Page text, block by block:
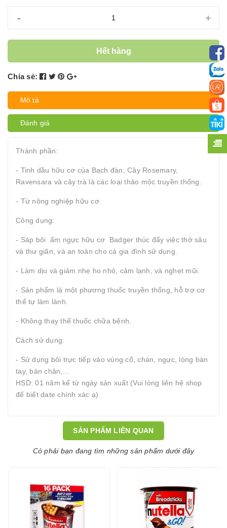
- +
Hết hàng
Chia sẻ:
Mô tả
Đánh giá
Thành phần:
- Tinh dầu hữu cơ của Bạch đàn, Cây Rosemary,
Ravensara và cây trà là các loại thảo mộc truyền thống.
- Từ nông nghiệp hữu cơ.
Công dụng:
- Sáp bôi ấm ngực hữu cơ Badger thúc đẩy việc thở sâu
và thư giãn, và an toàn cho cả gia đình sử dụng.
- Làm dịu và giảm nhẹ ho nhỏ, cảm lạnh, và nghẹt mũi.
- Sản phẩm là một phương thuốc truyền thống, hỗ trợ cơ
thể tự làm lành.
- Không thay thế thuốc chữa bệnh.
Cách sử dụng:
- Sử dụng bôi trực tiếp vào vùng cổ, chán, ngực, lòng bàn
tay, bàn chân,...
HSD: 01 năm kể từ ngày sản xuất (Vui lòng liên hệ shop
để biết date chính xác ạ)
SẢN PHẨM LIÊN QUAN
Có phải bạn đang tìm những sản phẩm dưới đây